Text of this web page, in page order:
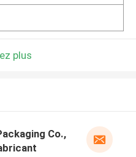
plus
Co.,